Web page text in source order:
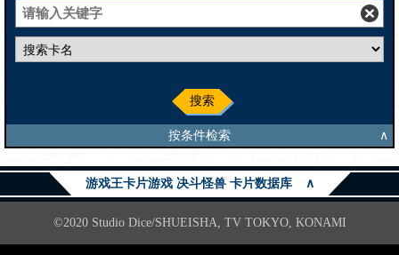
搜索
按条件检索 ∧
游戏王卡片游戏 决斗怪兽 卡片数据库 ∧
©2020 Studio Dice/SHUEISHA, TV TOKYO, KONAMI